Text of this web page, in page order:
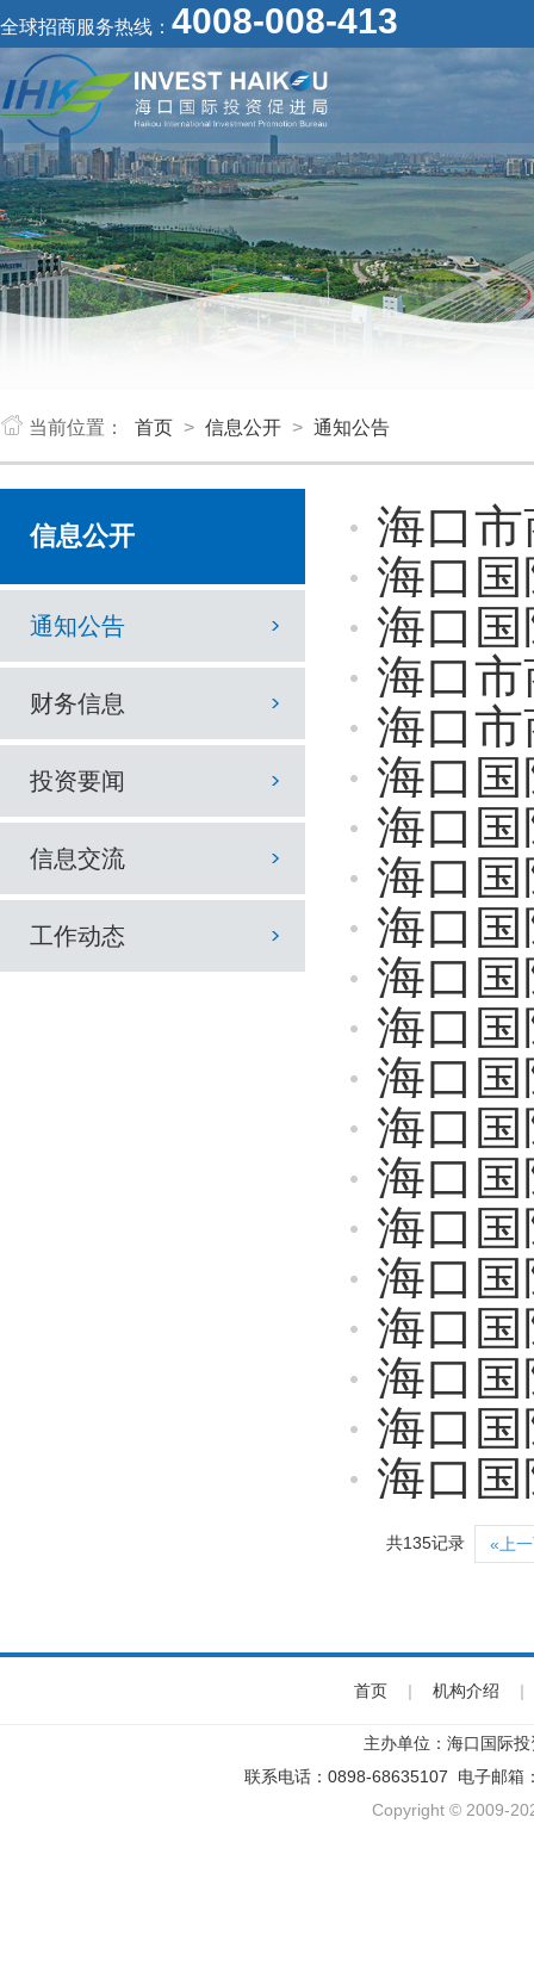
全球招商服务热线： 4008-008-413
当前位置： 首页 > 信息公开 > 通知公告
信息公开
通知公告
财务信息
投资要闻
信息交流
工作动态
海口市
海口国际
海口国际
海口市商务秘
海口市商务秘
海口国际
海口国际
海口国际投
海口国
海口国际
海口国际投
海口国际投
海口国际投资
海口国际投
海口国
海口国
海口国际投资
海口国际投资
海口国际投资促
海口国际投资
共135记录 «上
首页 | 机构介绍 |
主办单位：海口国际
联系电话：0898-68635107 电子邮箱
Copyright © 2009-